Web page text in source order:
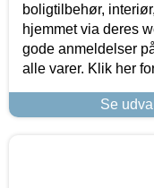
boligtilbehør,
hjemmet via deres
gode anmeldelser
alle varer. Klik her
Se